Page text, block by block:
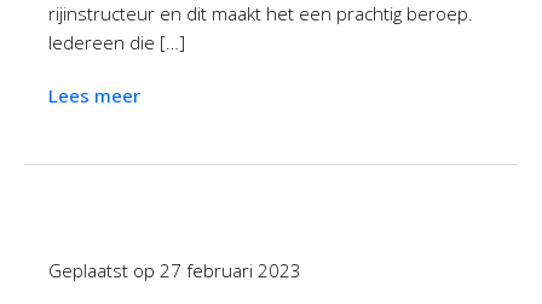
rijinstructeur en dit maakt het een prachtig beroep.
Iedereen die […]
Lees meer
Geplaatst op 27 februari 2023